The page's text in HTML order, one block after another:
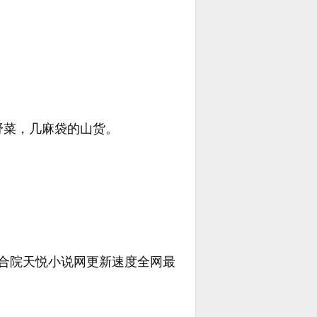
，几麻袋的山货。
院天悦小说网更新速度全网最